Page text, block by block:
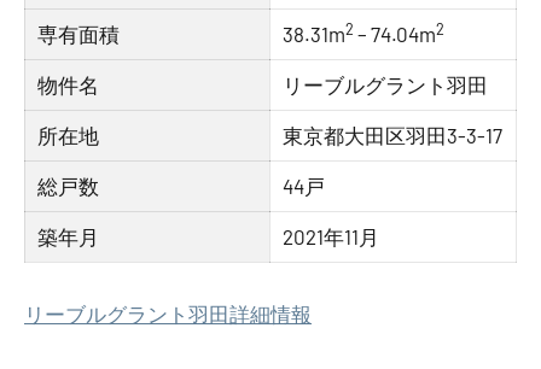
専有面積 38.31m2 – 74.04m2
物件名 リーブルグラント羽田
所在地 東京都大田区羽田3-3-17
総戸数 44戸
築年月 2021年11月
リーブルグラント羽田詳細情報